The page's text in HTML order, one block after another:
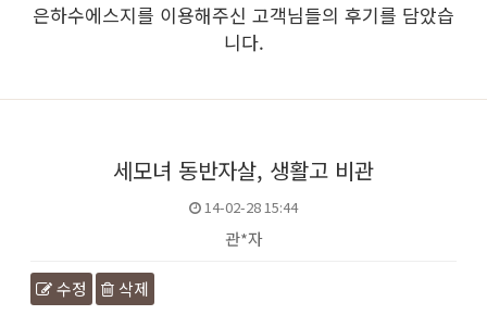
은하수에스지를 이용해주신 고객님들의 후기를 담았습
니다.
세모녀 동반자살, 생활고 비관
14-02-28 15:44
관*자
수정 삭제